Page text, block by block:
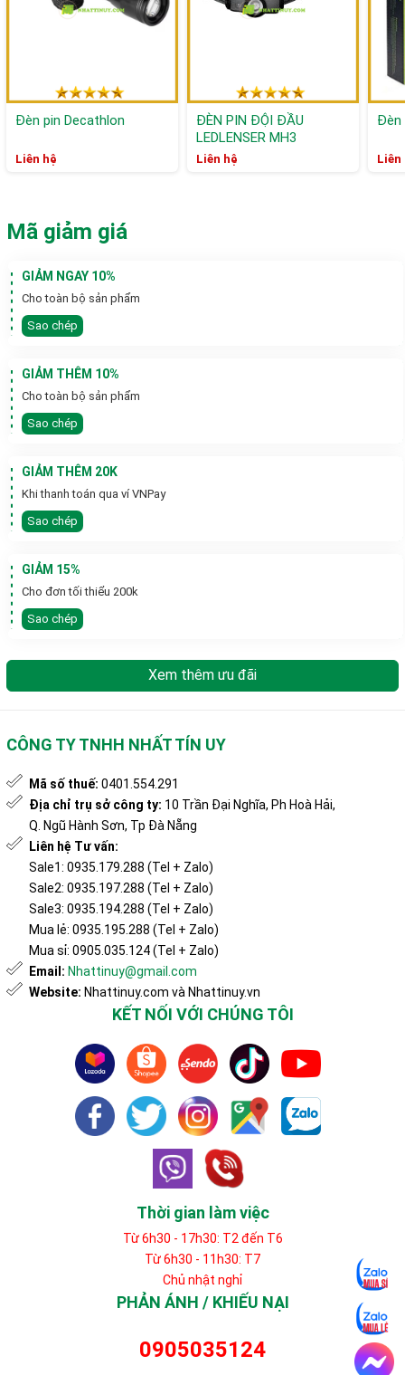
Đèn pin Decathlon
Liên hệ
ĐÈN PIN ĐỘI ĐẦU
LEDLENSER MH3
Liên hệ
Đèn
Liên
Mã giảm giá
GIẢM NGAY 10%
Cho toàn bộ sản phẩm
Sao chép
GIẢM THÊM 10%
Cho toàn bộ sản phẩm
Sao chép
GIẢM THÊM 20K
Khi thanh toán qua ví VNPay
Sao chép
GIẢM 15%
Cho đơn tối thiểu 200k
Sao chép
Xem thêm ưu đãi
CÔNG TY TNHH NHẤT TÍN UY
Mã số thuế: 0401.554.291
Địa chỉ trụ sở công ty: 10 Trần Đại Nghĩa, Ph Hoà Hải,
Q. Ngũ Hành Sơn, Tp Đà Nẵng
Liên hệ Tư vấn:
Sale1: 0935.179.288 (Tel + Zalo)
Sale2: 0935.197.288 (Tel + Zalo)
Sale3: 0935.194.288 (Tel + Zalo)
Mua lẻ: 0935.195.288 (Tel + Zalo)
Mua sỉ: 0905.035.124 (Tel + Zalo)
Email: Nhattinuy@gmail.com
Website: Nhattinuy.com và Nhattinuy.vn
KẾT NỐI VỚI CHÚNG TÔI
Thời gian làm việc
Từ 6h30 - 17h30: T2 đến T6
Từ 6h30 - 11h30: T7
Chủ nhật nghỉ
PHẢN ÁNH / KHIẾU NẠI
0905035124